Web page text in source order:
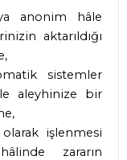
anonim hâle
aktarıldığı
sistemler
aleyhinize bir
işlenmesi
zararın